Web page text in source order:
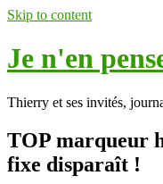
Skip to content
Je n'en
Thierry et ses invités,
TOP marqueur
fixe disparaît !